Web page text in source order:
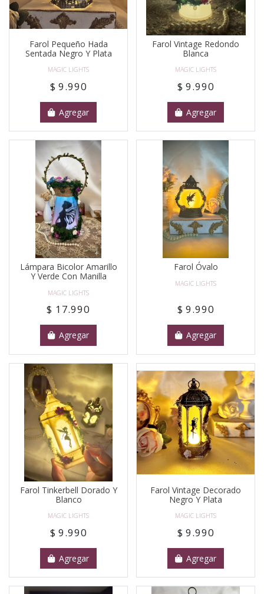
Farol Pequeño Hada
Sentada Negro Y Plata
MAGIC LIGHTS
$ 9.990
Agregar
Farol Vintage Redondo
Blanca
MAGIC LIGHTS
$ 9.990
Agregar
Lámpara Bicolor Amarillo
Y Verde Con Manilla
MAGIC LIGHTS
$ 17.990
Agregar
Farol Óvalo
MAGIC LIGHTS
$ 9.990
Agregar
Farol Tinkerbell Dorado Y
Blanco
MAGIC LIGHTS
$ 9.990
Agregar
Farol Vintage Decorado
Negro Y Plata
MAGIC LIGHTS
$ 9.990
Agregar